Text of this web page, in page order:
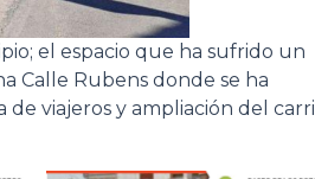
el espacio que ha sufrido un
Calle Rubens donde se ha
viajeros y ampliación del carril